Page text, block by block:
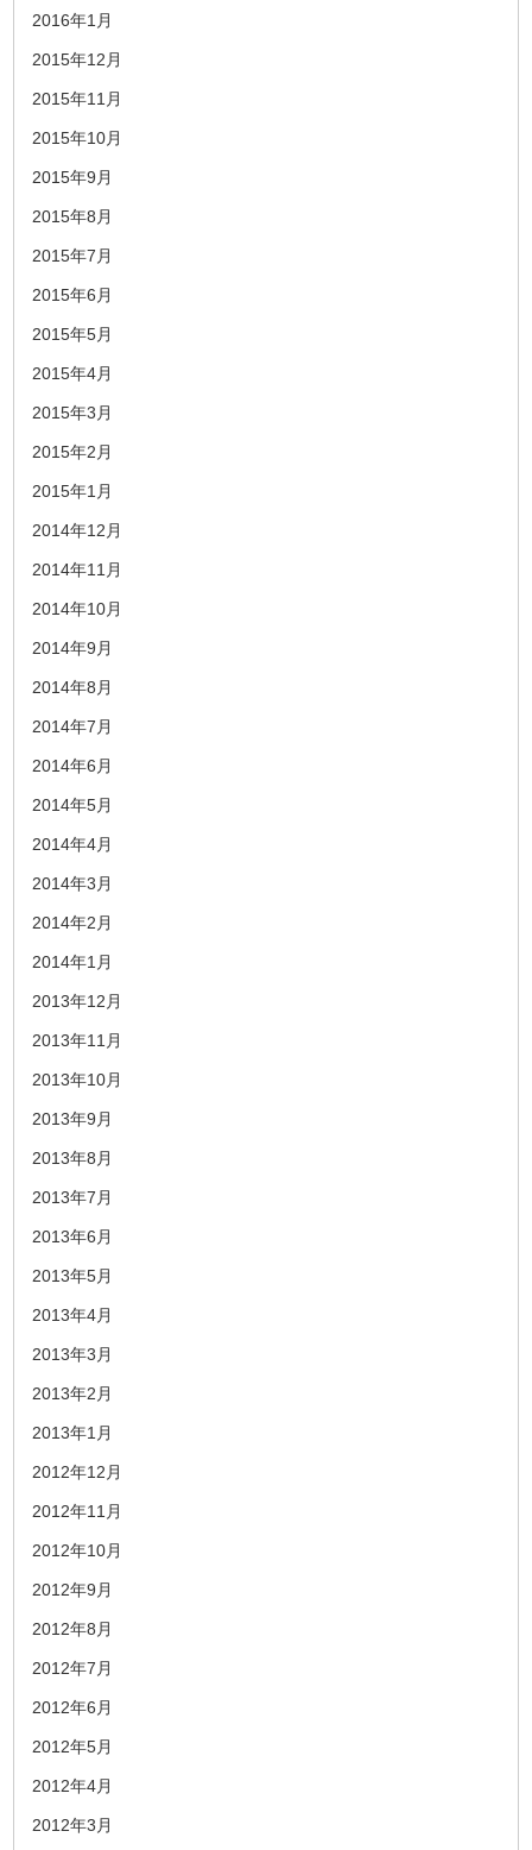
2016年1月
2015年12月
2015年11月
2015年10月
2015年9月
2015年8月
2015年7月
2015年6月
2015年5月
2015年4月
2015年3月
2015年2月
2015年1月
2014年12月
2014年11月
2014年10月
2014年9月
2014年8月
2014年7月
2014年6月
2014年5月
2014年4月
2014年3月
2014年2月
2014年1月
2013年12月
2013年11月
2013年10月
2013年9月
2013年8月
2013年7月
2013年6月
2013年5月
2013年4月
2013年3月
2013年2月
2013年1月
2012年12月
2012年11月
2012年10月
2012年9月
2012年8月
2012年7月
2012年6月
2012年5月
2012年4月
2012年3月